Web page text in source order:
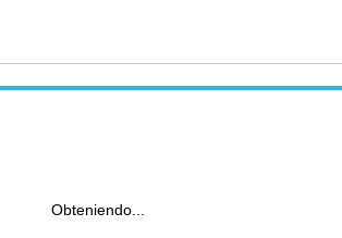
Obteniendo...